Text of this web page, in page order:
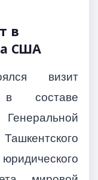
в
США
визит
в составе
Генеральной